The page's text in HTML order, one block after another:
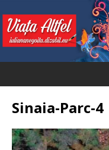
Sinaia-Parc-4